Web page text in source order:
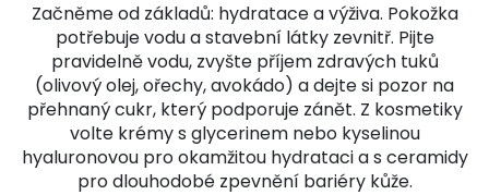
Začněme od základů: hydratace a výživa. Pokožka
potřebuje vodu a stavební látky zevnitř. Pijte
pravidelně vodu, zvyšte příjem zdravých tuků
(olivový olej, ořechy, avokádo) a dejte si pozor na
přehnaný cukr, který podporuje zánět. Z kosmetiky
volte krémy s glycerinem nebo kyselinou
hyaluronovou pro okamžitou hydrataci a s ceramidy
pro dlouhodobé zpevnění bariéry kůže.